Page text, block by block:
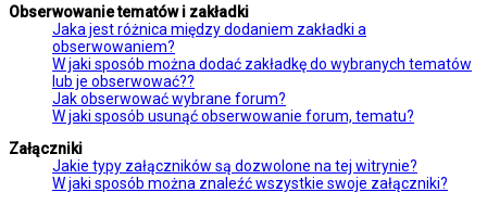
Obserwowanie tematów i zakładki
Jaka jest różnica między dodaniem zakładki a
obserwowaniem?
W jaki sposób można dodać zakładkę do wybranych tematów
lub je obserwować??
Jak obserwować wybrane forum?
W jaki sposób usunąć obserwowanie forum, tematu?
Załączniki
Jakie typy załączników są dozwolone na tej witrynie?
W jaki sposób można znaleźć wszystkie swoje załączniki?